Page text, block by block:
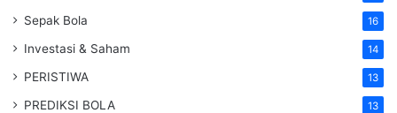
Sepak Bola 16
Investasi & Saham 14
PERISTIWA 13
PREDIKSI BOLA 13